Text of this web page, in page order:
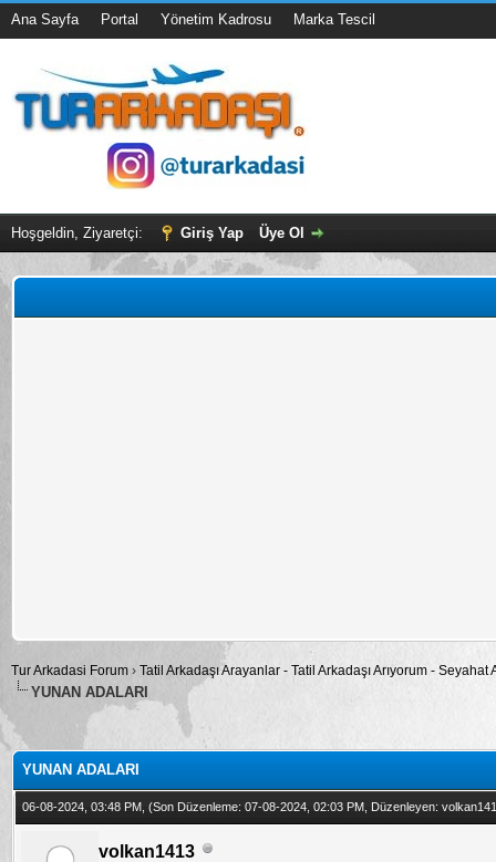
Ana Sayfa Portal Yönetim Kadrosu Marka Tescil
Hoşgeldin, Ziyaretçi: Giriş Yap Üye Ol
Tur Arkadasi Forum › Tatil Arkadaşı Arayanlar - Tatil Arkadaşı Arıyorum -
YUNAN ADALARI
0
YUNAN ADALARI
06-08-2024, 03:48 PM, (Son Düzenleme: 07-08-2024, 02:03 PM, Düzenleyen:
volkan1413